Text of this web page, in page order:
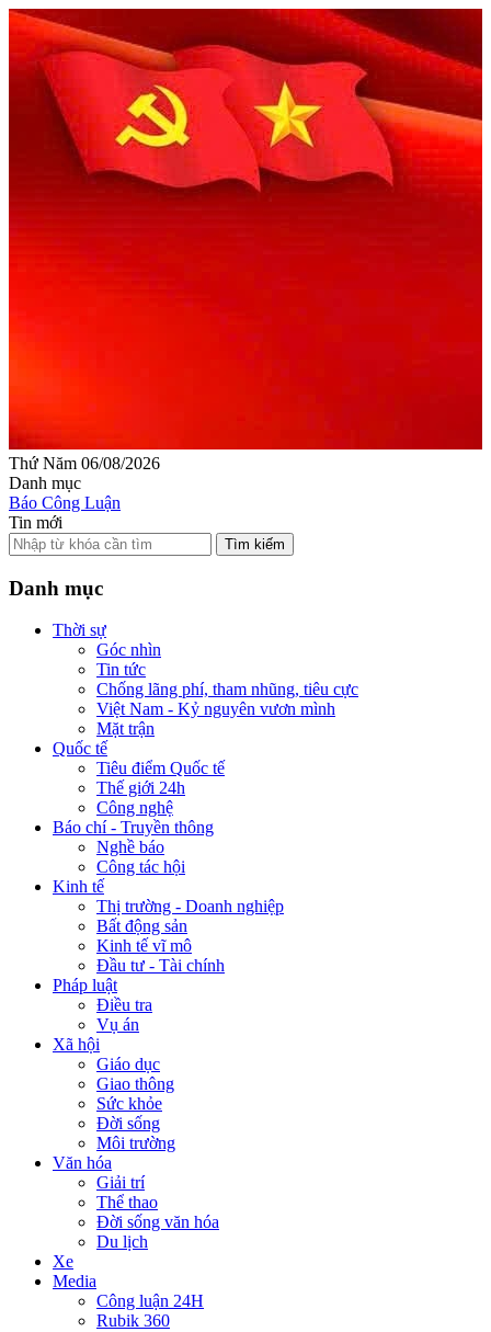
Thứ Năm 06/08/2026
Danh mục
Báo Công Luận
Tin mới
Tìm kiếm
Danh mục
Thời sự
Góc nhìn
Tin tức
Chống lãng phí, tham nhũng, tiêu cực
Việt Nam - Kỷ nguyên vươn mình
Mặt trận
Quốc tế
Tiêu điểm Quốc tế
Thế giới 24h
Công nghệ
Báo chí - Truyền thông
Nghề báo
Công tác hội
Kinh tế
Thị trường - Doanh nghiệp
Bất động sản
Kinh tế vĩ mô
Đầu tư - Tài chính
Pháp luật
Điều tra
Vụ án
Xã hội
Giáo dục
Giao thông
Sức khỏe
Đời sống
Môi trường
Văn hóa
Giải trí
Thể thao
Đời sống văn hóa
Du lịch
Xe
Media
Công luận 24H
Rubik 360